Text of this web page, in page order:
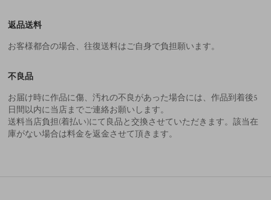
返品送料
お客様都合の場合、往復送料はご自身で負担願います。
不良品
お届け時に作品に傷、汚れの不良があった場合には、作品到着後5
日間以内に当店までご連絡お願いします。
送料当店負担(着払い)にて良品と交換させていただきます。該当在
庫がない場合は料金を返金させて頂きます。